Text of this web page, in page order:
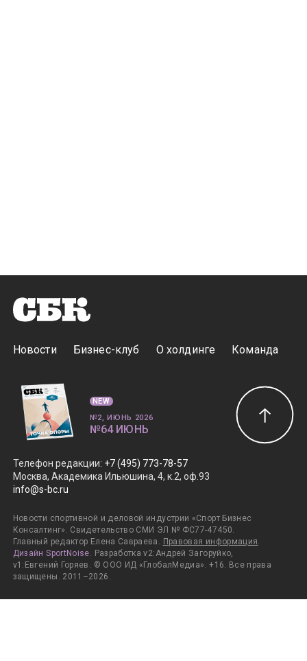
Новости Бизнес-клуб О холдинге Команда
Телефон редакции: +7 (495) 773-78-57
Москва, Академика Ильюшина, 4, к.2, оф.93
info@s-bc.ru
Новости спортивной и деловой индустрии «Спорт Бизнес
Консалтинг». Свидетельство СМИ ЭЛ № ФС77-47450.
Главный редактор Елена Савраева. Правовая информация.
Дизайн SportNoise. Разработка v2:Андрей Загоруйко,
v1:Евгений Горяев. © ООО ИД «ГлобалМедиа». +16. Все права
защищены. 2011–2026.
NEW
№2, ИЮНЬ 2026
№64 ИЮНЬ